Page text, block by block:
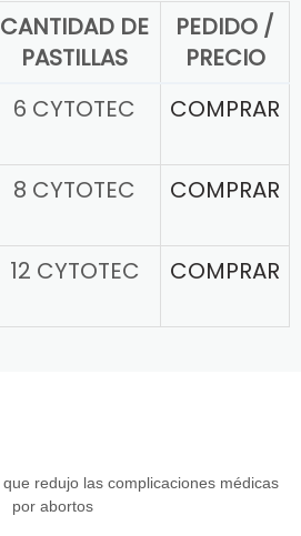
CANTIDAD DE
PASTILLAS
PEDIDO /
PRECIO
6 CYTOTEC COMPRAR
8 CYTOTEC COMPRAR
12 CYTOTEC COMPRAR